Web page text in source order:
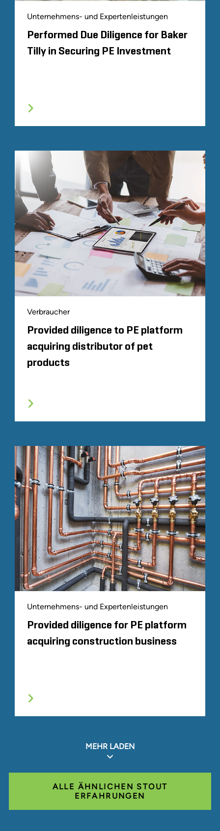
Unternehmens- und Expertenleistungen
Performed Due Diligence for Baker
Tilly in Securing PE Investment
Verbraucher
Provided diligence to PE platform
acquiring distributor of pet
products
Unternehmens- und Expertenleistungen
Provided diligence for PE platform
acquiring construction business
MEHR LADEN
ALLE ÄHNLICHEN STOUT
ERFAHRUNGEN